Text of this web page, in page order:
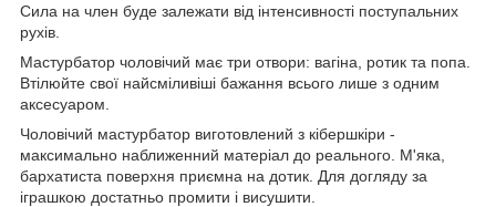
Сила на член буде залежати від інтенсивності поступальних
рухів.
Мастурбатор чоловічий має три отвори: вагіна, ротик та попа.
Втілюйте свої найсміливіші бажання всього лише з одним
аксесуаром.
Чоловічий мастурбатор виготовлений з кібершкіри -
максимально наближенний матеріал до реального. М'яка,
бархатиста поверхня приємна на дотик. Для догляду за
іграшкою достатньо промити і висушити.